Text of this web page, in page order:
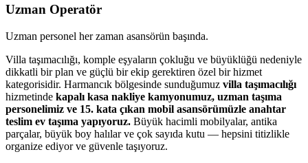
Uzman Operatör
Uzman personel her zaman asansörün başında.
Villa taşımacılığı, komple eşyaların çokluğu ve büyüklüğü nedeniyle
dikkatli bir plan ve güçlü bir ekip gerektiren özel bir hizmet
kategorisidir. Harmancık bölgesinde sunduğumuz villa taşımacılığı
hizmetinde kapalı kasa nakliye kamyonumuz, uzman taşıma
personelimiz ve 15. kata çıkan mobil asansörümüzle anahtar
teslim ev taşıma yapıyoruz. Büyük hacimli mobilyalar, antika
parçalar, büyük boy halılar ve çok sayıda kutu — hepsini titizlikle
organize ediyor ve güvenle taşıyoruz.